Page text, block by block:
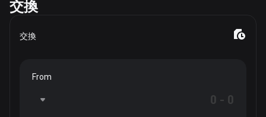
交換
交換
From